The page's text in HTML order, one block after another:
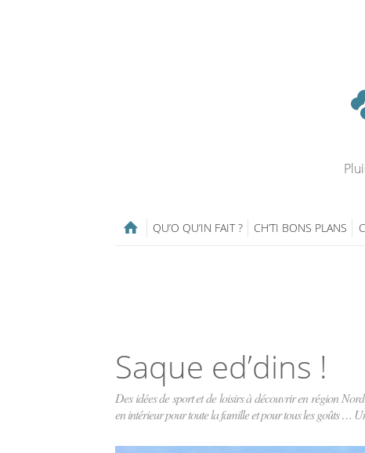
QU’O QU’IN FAIT ? CH’TI BONS PLANS
Saque ed’dins !
Des idées de sport et de loisirs à découvrir en région
en intérieur pour toute la famille et pour tous les goûts …